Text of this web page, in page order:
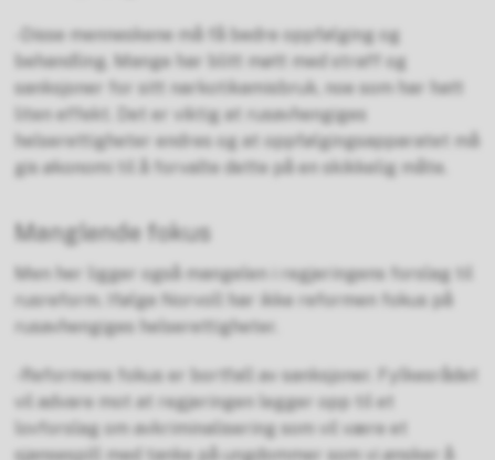
-Disse menneskene må få bedre oppfølging og
behandling. Mange har blitt møtt med straff og
sanksjoner for sitt narkotikamisbruk, noe som har hatt
liten effekt. Det er viktig at rusavhengiges
helserettigheter endres og at oppfølgingsapparatet må
gis økonomi til å forvalte dette på en skikkelig måte.
Manglende fokus
Men her ligger også mangelen i regjeringens forslag til
rusreform. Ifølge Norvoll har ikke reformen fokus på
rusavhengiges helserettigheter.
-Reformens fokus er bortfall av sanksjoner. Fylkesrådet
vil advare mot at regjeringen legger opp til et
lovforslag om avkriminalisering som vil være et
sjansespill med tanke på ungdommer som vi ønsker å